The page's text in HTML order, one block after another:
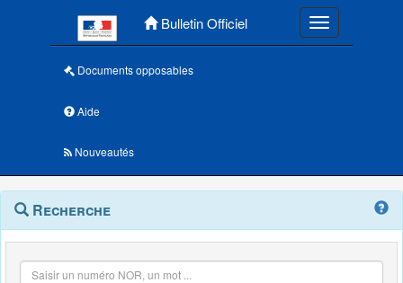
Bulletin Officiel Toggle
Documents opposables
Aide
Nouveautés
Navigation
outils
Menu
contextuel
Recherche